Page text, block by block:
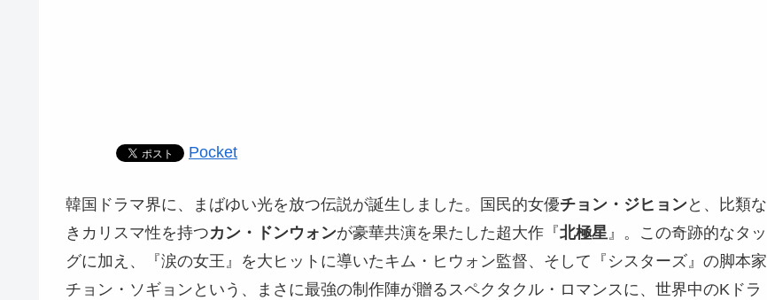
Pocket
韓国ドラマ界に、まばゆい光を放つ伝説が誕生しました。国民的女優チョン・ジヒョンと、比類な
きカリスマ性を持つカン・ドンウォンが豪華共演を果たした超大作『北極星』。この奇跡的なタッ
グに加え、『涙の女王』を大ヒットに導いたキム・ヒウォン監督、そして『シスターズ』の脚本家
チョン・ソギョンという、まさに最強の制作陣が贈るスペクタクル・ロマンスに、世界中のKドラ